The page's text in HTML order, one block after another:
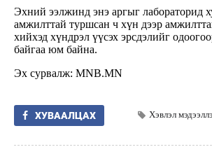
Эхний ээлжинд энэ аргыг лабораторид
амжилттай туршсан ч хүн дээр
хийхэд хүндрэл үүсэх эрсдэлийг
байгаа юм байна.
Эх сурвалж: MNB.MN
ХУВААЛЦАХ Хэвлэл